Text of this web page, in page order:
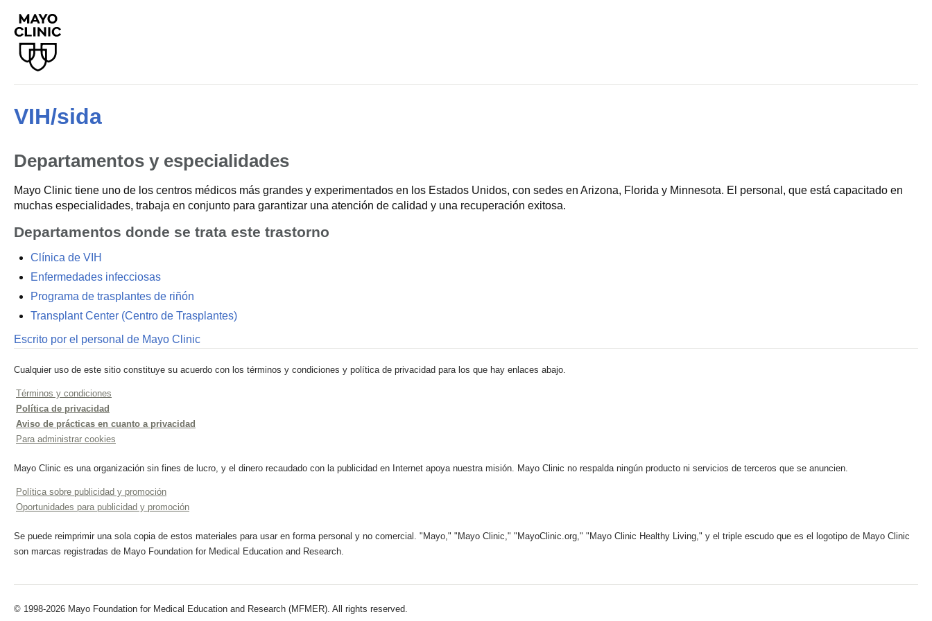
VIH/sida
Departamentos y especialidades
Mayo Clinic tiene uno de los centros médicos más grandes y experimentados en los Estados Unidos, con sedes en Arizona, Florida y Minnesota. El personal, que está capacitado en
muchas especialidades, trabaja en conjunto para garantizar una atención de calidad y una recuperación exitosa.
Departamentos donde se trata este trastorno
Clínica de VIH
Enfermedades infecciosas
Programa de trasplantes de riñón
Transplant Center (Centro de Trasplantes)
Escrito por el personal de Mayo Clinic
Cualquier uso de este sitio constituye su acuerdo con los términos y condiciones y política de privacidad para los que hay enlaces abajo.
Términos y condiciones
Política de privacidad
Aviso de prácticas en cuanto a privacidad
Para administrar cookies
Mayo Clinic es una organización sin fines de lucro, y el dinero recaudado con la publicidad en Internet apoya nuestra misión. Mayo Clinic no respalda ningún producto ni servicios de terceros que se anuncien.
Política sobre publicidad y promoción
Oportunidades para publicidad y promoción
Se puede reimprimir una sola copia de estos materiales para usar en forma personal y no comercial. "Mayo," "Mayo Clinic," "MayoClinic.org," "Mayo Clinic Healthy Living," y el triple escudo que es el logotipo de Mayo Clinic
son marcas registradas de Mayo Foundation for Medical Education and Research.
© 1998-2026 Mayo Foundation for Medical Education and Research (MFMER). All rights reserved.